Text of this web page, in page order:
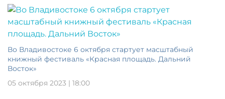
Во Владивостоке 6 октября стартует масштабный
книжный фестиваль «Красная площадь. Дальний
Восток»
05 октября 2023 | 18:00